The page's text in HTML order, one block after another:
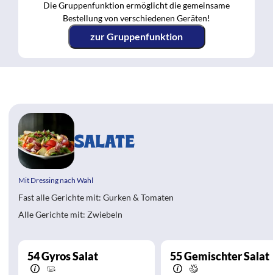
Die Gruppenfunktion ermöglicht die gemeinsame
Bestellung von verschiedenen Geräten!
zur Gruppenfunktion
SALATE
Mit Dressing nach Wahl
Fast alle Gerichte mit: Gurken & Tomaten
Alle Gerichte mit: Zwiebeln
54Gyros Salat 55Gemischter Salat